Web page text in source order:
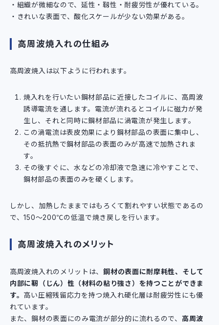
組織が微細なので、延性・靱性・耐疲労性が優れている。
きれいな表面で、酸化スケールが少ない効果がある。
高周波焼入れの仕組み
高周波焼入は以下ように行われます。
焼入れを行いたい鋼材部品に近接したコイルに、高周波
誘導電流を通します。電流が流れるとコイルに磁力が発
生し、それと同時に鋼材部品に渦電流が発生します。
この渦電流は表皮効果により鋼材部品の表面に集中し、
その抵抗熱で鋼材部品の表面のみが高速で加熱されま
す。
その後すぐに、水などの冷却液で急速に冷やすことで、
鋼材部品の表面のみを硬くします。
しかし、加熱したままではもろくて割れやすい状態であるの
で、150～200℃の低温で焼き戻しを行います。
高周波焼入れのメリット
高周波焼入れのメリットは、鋼材の表面に耐摩耗性、そして
内部に靭（じん）性（材料の粘り強さ）を持つことができま
す。 高い圧縮残留応力を持つ焼入れ硬化層は耐疲労性にも優
れています。
また、鋼材の表面にのみ電流が部分的に流れるので、 高周波